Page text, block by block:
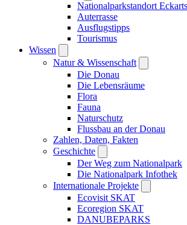
Nationalparkstandort
Auterrasse
Ausflugstipps
Tourismus
Wissen
Natur & Wissenschaft
Die Donau
Die Lebensräume
Flora
Fauna
Naturschutz
Flussbau an der Donau
Zahlen, Daten, Fakten
Geschichte
Der Weg zum Nationalpark
Die Nationalpark Infothek
Internationale Projekte
Ecovisit SKAT
Ecoregion SKAT
DANUBEPARKS